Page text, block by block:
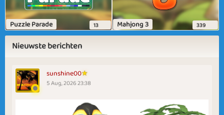
Puzzle Parade 13 Mahjong 3 339
Nieuwste berichten
sunshine00
5 Aug, 2026 23:38